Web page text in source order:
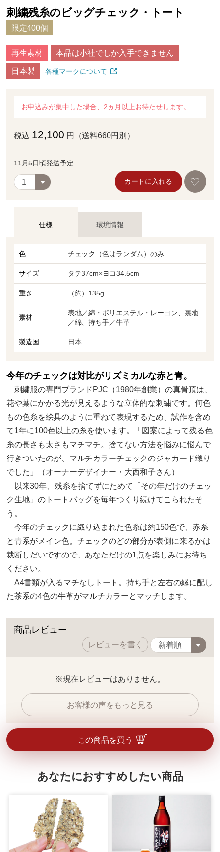
刺繍残糸のビッグチェック・トート
限定400個
再生素材 本品は小社でしか入手できません
日本製 各種マークについて
お申込みが集中した場合、2ヵ月以上お待たせします。
税込 12,100 円（送料660円別）
11月5日頃発送予定
カートに入れる
仕様 環境情報
色 チェック（色はランダム）のみ
サイズ タテ37cm×ヨコ34.5cm
重さ （約）135g
素材
表地／綿・ポリエステル・レーヨン、裏地
／綿、持ち手／牛革
製造国 日本
今年のチェックは対比がリズミカルな赤と青。
刺繍服の専門ブランドPJC（1980年創業）の真骨頂は、
花や葉にかかる光が見えるような立体的な刺繍です。何色
もの色糸を絵具のように重ねて表現するため、試作を含め
て1年に100色以上の糸を使います。「図案によって残る色
糸の長さも太さもマチマチ。捨てない方法を悩みに悩んで
行きついたのが、マルチカラーチェックのジャカード織り
でした」（オーナーデザイナー・大西和子さん）
以来30年、残糸を捨てずにためて「その年だけのチェッ
ク生地」のトートバッグを毎年つくり続けてこられたそ
う。
今年のチェックに織り込まれた色糸は約150色で、赤系
と青系がメイン色。チェックのどの部分が表側に来るかは
裁断しだいですので、あなただけの1点を楽しみにお待ち
ください。
A4書類が入るマチなしトート。持ち手と左右の縁に配し
た茶系の4色の牛革がマルチカラーとマッチします。
商品レビュー
レビューを書く
※現在レビューはありません。
お客様の声をもっと見る
この商品を買う
あなたにおすすめしたい商品